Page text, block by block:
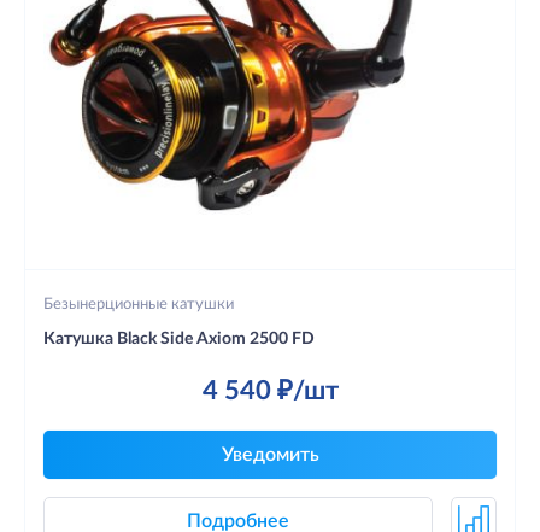
Безынерционные катушки
Катушка Black Side Axiom 2500 FD
4 540 ₽/шт
Уведомить
Подробнее